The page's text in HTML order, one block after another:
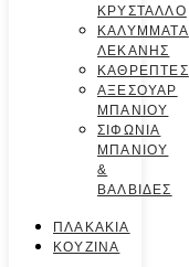
ΚΡΥΣΤΑΛΛΟ
ΚΑΛΥΜΜΑΤΑ
ΛΕΚΑΝΗΣ
ΚΑΘΡΕΠΤΕΣ
ΑΞΕΣΟΥΑΡ
ΜΠΑΝΙΟΥ
ΣΙΦΩΝΙΑ
ΜΠΑΝΙΟΥ
&
ΒΑΛΒΙΔΕΣ
ΠΛΑΚΑΚΙΑ
ΚΟΥΖΙΝΑ